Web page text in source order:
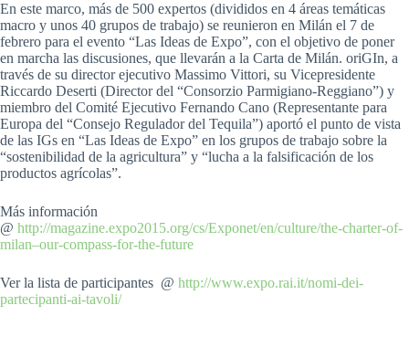
En este marco, más de 500 expertos (divididos en 4 áreas temáticas
macro y unos 40 grupos de trabajo) se reunieron en Milán el 7 de
febrero para el evento “Las Ideas de Expo”, con el objetivo de poner
en marcha las discusiones, que llevarán a la Carta de Milán. oriGIn, a
través de su director ejecutivo Massimo Vittori, su Vicepresidente
Riccardo Deserti (Director del “Consorzio Parmigiano-Reggiano”) y
miembro del Comité Ejecutivo Fernando Cano (Representante para
Europa del “Consejo Regulador del Tequila”) aportó el punto de vista
de las IGs en “Las Ideas de Expo” en los grupos de trabajo sobre la
“sostenibilidad de la agricultura” y “lucha a la falsificación de los
productos agrícolas”.
Más información
@ http://magazine.expo2015.org/cs/Exponet/en/culture/the-charter-of-
milan–our-compass-for-the-future
Ver la lista de participantes @ http://www.expo.rai.it/nomi-dei-
partecipanti-ai-tavoli/